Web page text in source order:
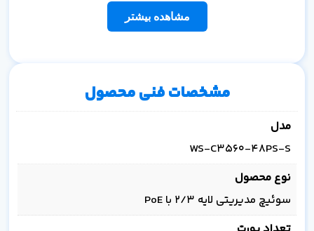
مشاهده بیشتر
مشخصات فنی محصول
مدل
WS-C3560-48PS-S
نوع محصول
سوئیچ مدیریتی لایه ۲/۳ با PoE